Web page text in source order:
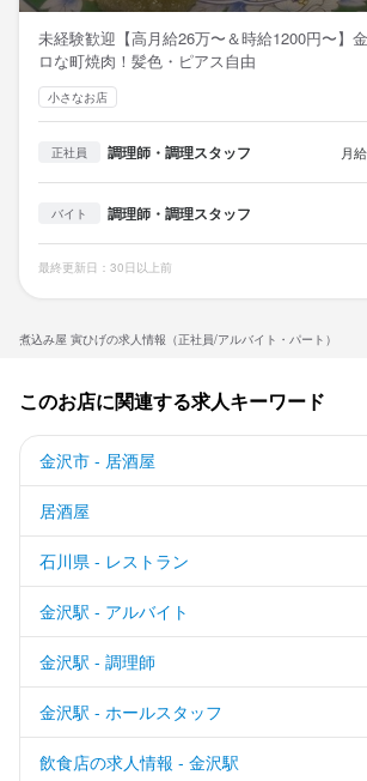
煮込み屋 寅ひげの求人情報（正社員/アルバイト・パート）
未経験歓迎【高月給26万〜＆時給1200円〜】
ロな町焼肉！髪色・ピアス自由
小さなお店
正社員 調理師・調理スタッフ 月給
バイト 調理師・調理スタッフ
最終更新日：30日以上前
このお店に関連する求人キーワード
金沢市 - 居酒屋
居酒屋
石川県 - レストラン
金沢駅 - アルバイト
金沢駅 - 調理師
金沢駅 - ホールスタッフ
飲食店の求人情報 - 金沢駅